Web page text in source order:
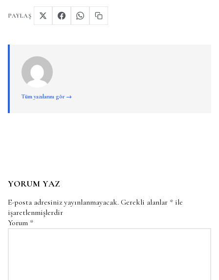
PAYLAŞ
Tüm yazılarını gör →
YORUM YAZ
E-posta adresiniz yayınlanmayacak. Gerekli alanlar * ile
işaretlenmişlerdir
Yorum *